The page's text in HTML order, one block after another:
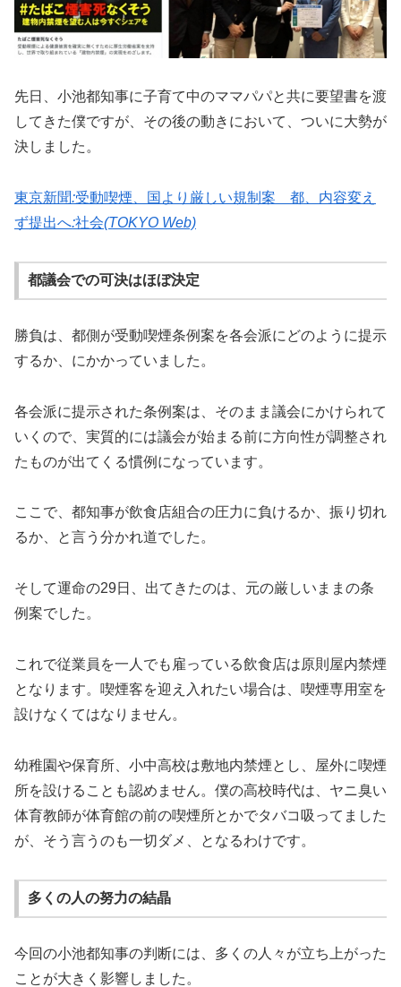
先日、小池都知事に子育て中のママパパと共に要望書を渡
してきた僕ですが、その後の動きにおいて、ついに大勢が
決しました。
東京新聞:受動喫煙、国より厳しい規制案 都、内容変え
ず提出へ:社会(TOKYO Web)
都議会での可決はほぼ決定
勝負は、都側が受動喫煙条例案を各会派にどのように提示
するか、にかかっていました。
各会派に提示された条例案は、そのまま議会にかけられて
いくので、実質的には議会が始まる前に方向性が調整され
たものが出てくる慣例になっています。
ここで、都知事が飲食店組合の圧力に負けるか、振り切れ
るか、と言う分かれ道でした。
そして運命の29日、出てきたのは、元の厳しいままの条
例案でした。
これで従業員を一人でも雇っている飲食店は原則屋内禁煙
となります。喫煙客を迎え入れたい場合は、喫煙専用室を
設けなくてはなりません。
幼稚園や保育所、小中高校は敷地内禁煙とし、屋外に喫煙
所を設けることも認めません。僕の高校時代は、ヤニ臭い
体育教師が体育館の前の喫煙所とかでタバコ吸ってました
が、そう言うのも一切ダメ、となるわけです。
多くの人の努力の結晶
今回の小池都知事の判断には、多くの人々が立ち上がった
ことが大きく影響しました。